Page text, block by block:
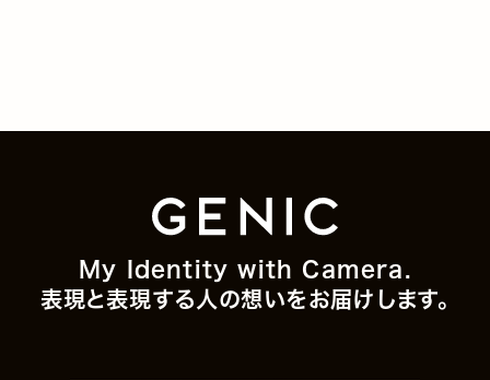
My Identity with Camera.
表現と表現する人の想いをお届けします。